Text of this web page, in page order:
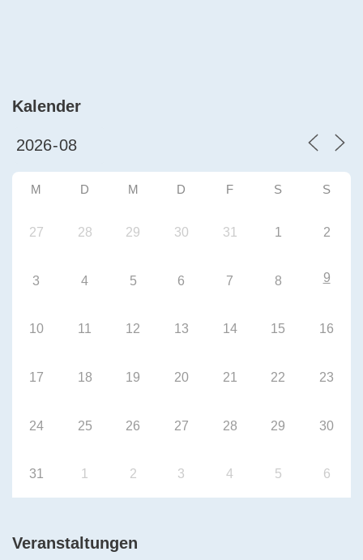
Kalender
M D M D F S S
27 28 29 30 31 1 2
3 4 5 6 7 8 9
10 11 12 13 14 15 16
17 18 19 20 21 22 23
24 25 26 27 28 29 30
31 1 2 3 4 5 6
Veranstaltungen